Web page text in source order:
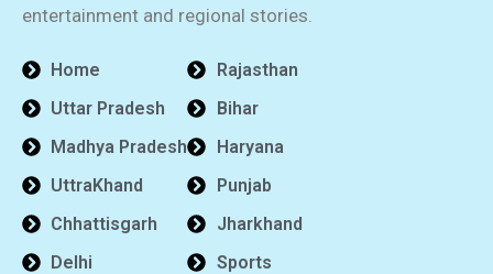
entertainment and regional stories.
Home
Uttar Pradesh
Madhya Pradesh
UttraKhand
Chhattisgarh
Delhi
Rajasthan
Bihar
Haryana
Punjab
Jharkhand
Sports